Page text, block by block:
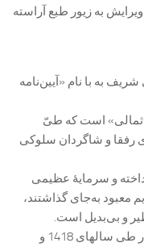
به زیور طبع آراسته
به با نام «آیین‌نامه
ثمالی» است که طیّ
رفقا و شاگردان سلوکی
و سرمایۀ عظیمی
معبود به‌جای گذاشتند،
و بی‌بدیل است.
جلد دوم مربوط به شرح این دعای شریف در طی سالهای 1418 و